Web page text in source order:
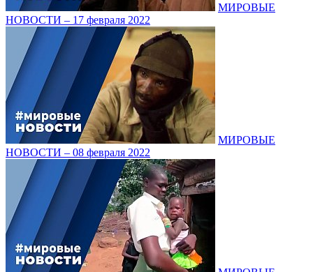
МИРОВЫЕ
НОВОСТИ – 17 февраля 2022
МИРОВЫЕ
НОВОСТИ – 08 февраля 2022